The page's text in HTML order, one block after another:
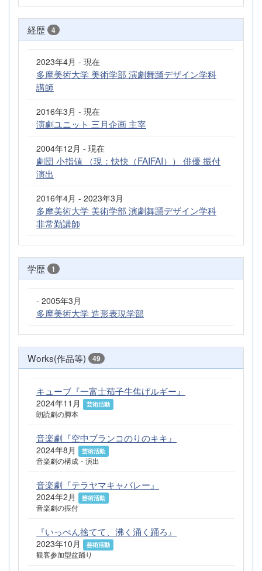
経歴 4
2023年4月 - 現在
多摩美術大学 美術学部 演劇舞踊デザイン学科
講師
2016年3月 - 現在
演劇ユニット 三月企画 主宰
2004年12月 - 現在
劇団 小指値 （現：快快（FAIFAI）） 俳優 振付
演出
2016年4月 - 2023年3月
多摩美術大学 美術学部 演劇舞踊デザイン学科
非常勤講師
学歴 1
- 2005年3月
多摩美術大学 造形表現学部
Works(作品等) 49
キューブ『一富士茄子牛焦げルギー』
2024年11月 芸術活動
朗読劇の脚本
音楽劇『空中ブランコのりのキキ』
2024年8月 芸術活動
音楽劇の構成・演出
音楽劇『テラヤマキャバレー』
2024年2月 芸術活動
音楽劇の振付
『いっぺん捨てて、沸く涌く踊ろ』
2023年10月 芸術活動
観客参加型盆踊り